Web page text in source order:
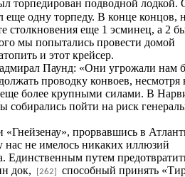
торпедирован подводной лодкой.
одну торпеду. В конце концов,
столкновения еще 1 эсминец, а 2
мы попытались провести домой
и этот крейсер.
Паунд: «Они угрожали нам
проводку конвоев, несмотря
более крупными силами. В
пойти на риск
прорвавшись в
нас не имелось никаких иллюзий
Единственным путем
док,
[262]
способный принять